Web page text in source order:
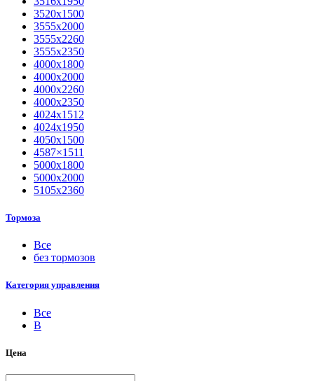
3520х1500
3555х2000
3555х2260
3555х2350
4000х1800
4000х2000
4000х2260
4000х2350
4024х1512
4024х1950
4050х1500
4587×1511
5000х1800
5000х2000
5105х2360
Тормоза
Все
без тормозов
Категория управления
Все
B
Цена